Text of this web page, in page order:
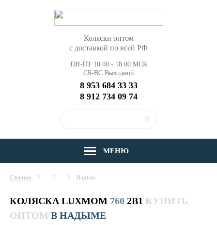
Коляски оптом
с доставкой по всей РФ
ПН-ПТ 10.00 - 18.00 МСК
СБ-ВС Выходной
8 953 684 33 33
8 912 734 09 74
МЕНЮ
Главная Надым
КОЛЯСКА LUXMOM 760 2В1 КУПИТЬ
ОПТОМ В НАДЫМЕ